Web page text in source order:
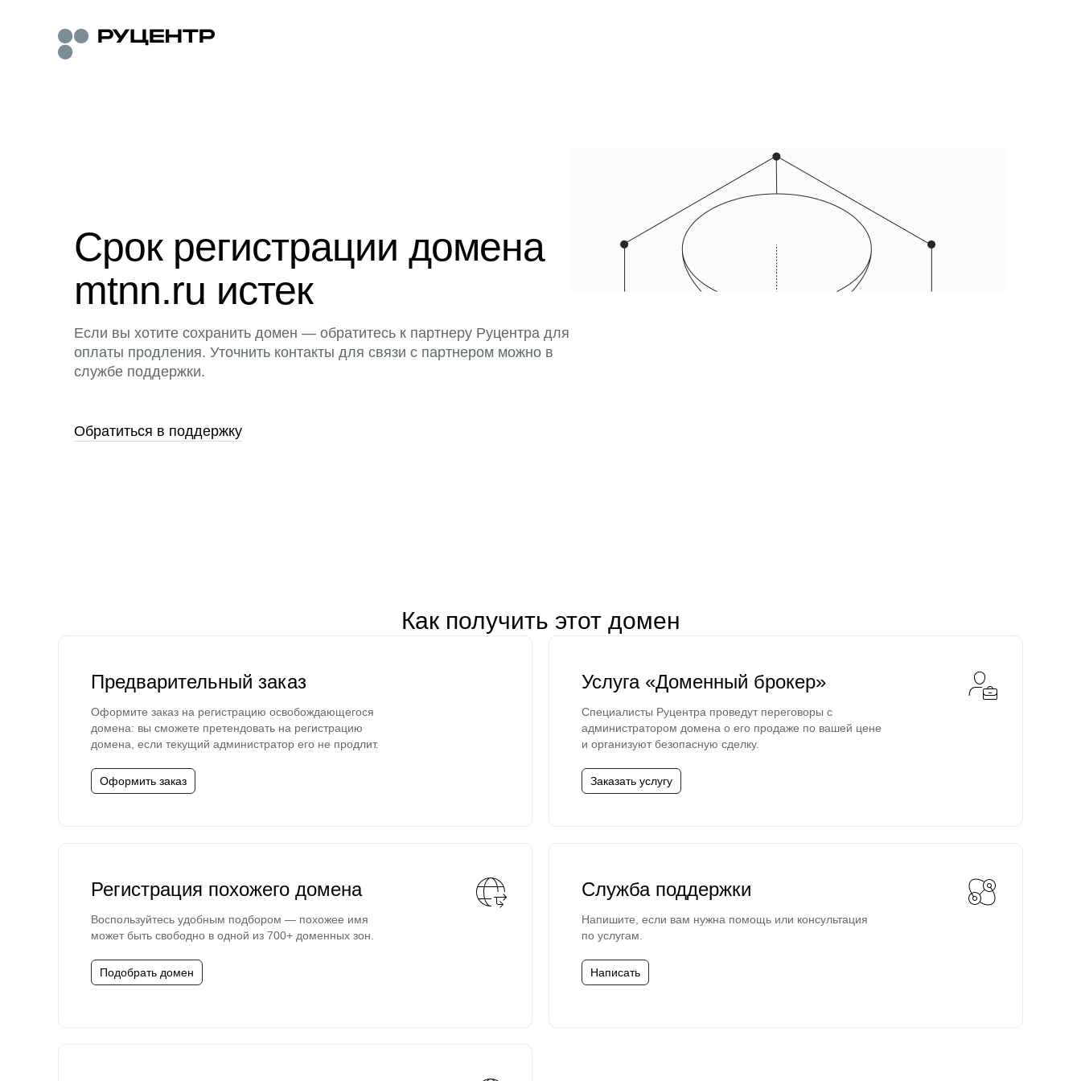
Срок регистрации домена
mtnn.ru истек
Если вы хотите сохранить домен — обратитесь к партнеру Руцентра для
оплаты продления. Уточнить контакты для связи с партнером можно в
службе поддержки.
Обратиться в поддержку
Как получить этот домен
Предварительный заказ
Оформите заказ на регистрацию освобождающегося
домена: вы сможете претендовать на регистрацию
домена, если текущий администратор его не продлит.
Оформить заказ
Услуга «Доменный брокер»
Специалисты Руцентра проведут переговоры с
администратором домена о его продаже по вашей цене
и организуют безопасную сделку.
Заказать услугу
Регистрация похожего домена
Воспользуйтесь удобным подбором — похожее имя
может быть свободно в одной из 700+ доменных зон.
Подобрать домен
Служба поддержки
Напишите, если вам нужна помощь или консультация
по услугам.
Написать